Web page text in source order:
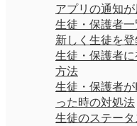
アプリの通知
生徒・保護者
生徒・保護者
方法
生徒・保護者
った時の対処法
生徒のステー
新しく生徒を